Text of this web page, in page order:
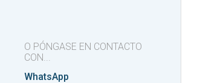
O PÓNGASE EN CONTACTO
CON...
WhatsApp